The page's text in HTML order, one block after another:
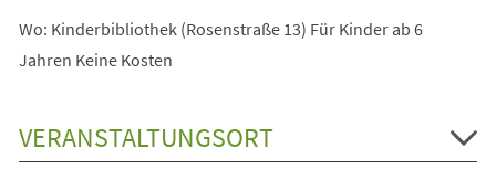
Wo: Kinderbibliothek (Rosenstraße 13) Für Kinder ab 6
Jahren Keine Kosten
VERANSTALTUNGSORT